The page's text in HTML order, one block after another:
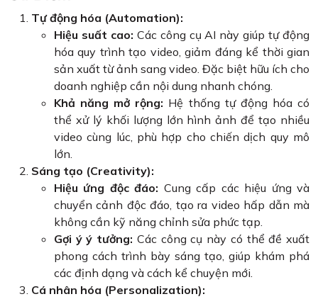
Tự động hóa (Automation):
Hiệu suất cao: Các công cụ AI này giúp tự động
hóa quy trình tạo video, giảm đáng kể thời gian
sản xuất từ ảnh sang video. Đặc biệt hữu ích cho
doanh nghiệp cần nội dung nhanh chóng.
Khả năng mở rộng: Hệ thống tự động hóa có
thể xử lý khối lượng lớn hình ảnh để tạo nhiều
video cùng lúc, phù hợp cho chiến dịch quy mô
lớn.
Sáng tạo (Creativity):
Hiệu ứng độc đáo: Cung cấp các hiệu ứng và
chuyển cảnh độc đáo, tạo ra video hấp dẫn mà
không cần kỹ năng chỉnh sửa phức tạp.
Gợi ý ý tưởng: Các công cụ này có thể đề xuất
phong cách trình bày sáng tạo, giúp khám phá
các định dạng và cách kể chuyện mới.
Cá nhân hóa (Personalization):